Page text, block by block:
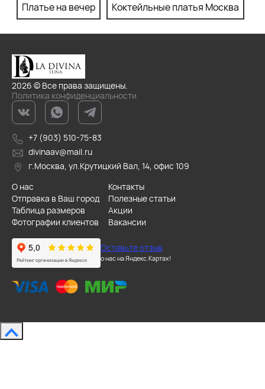
Платье на вечер Коктейльные платья Москва
2026 © Все права защищены.
Политика конфиденциальности
+7 (903) 510-75-83
divinaav@mail.ru
г.Москва, ул.Крутицкий Вал, 14, офис 109
О нас
Контакты
Отправка в Ваш город
Полезные статьи
Таблица размеров
Акции
Фотографии клиентов
Вакансии
Оставьте отзыв
о нас на Яндекс.Картах!